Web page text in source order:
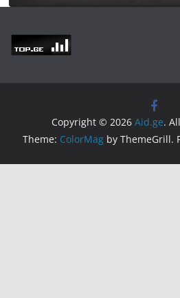
Copyright © 2026 Aid.ge.
Theme: ColorMag by ThemeGrill.